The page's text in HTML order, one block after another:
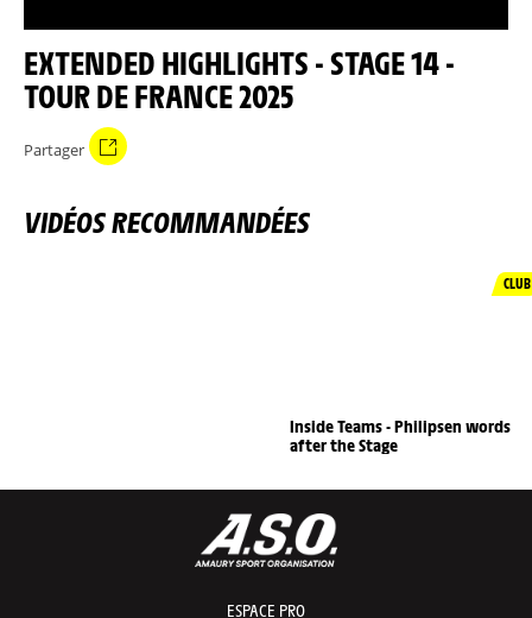
EXTENDED HIGHLIGHTS - STAGE 14 -
TOUR DE FRANCE 2025
Partager
VIDÉOS RECOMMANDÉES
CLUB
Inside Teams - Philipsen words
after the Stage
ESPACE PRO